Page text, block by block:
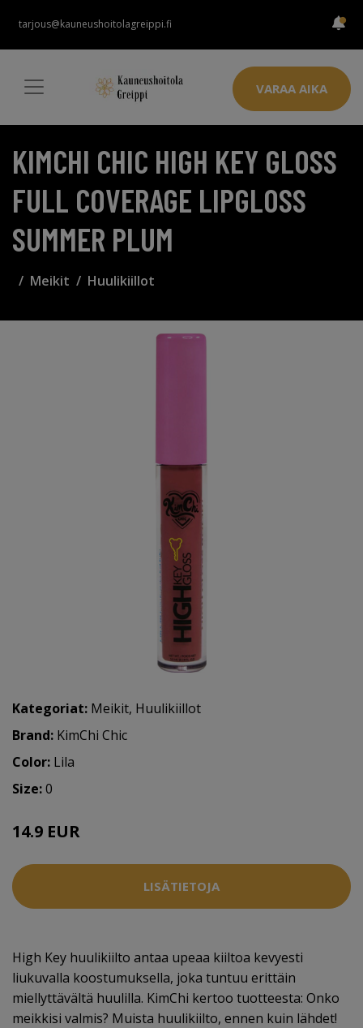
tarjous@kauneushoitolagreippi.fi
VARAA AIKA
KIMCHI CHIC HIGH KEY GLOSS
FULL COVERAGE LIPGLOSS
SUMMER PLUM
Meikit Huulikiillot
Kategoriat: Meikit, Huulikiillot
Brand: KimChi Chic
Color: Lila
Size:0
14.9 EUR
LISÄTIETOJA
High Key huulikiilto antaa upeaa kiiltoa kevyesti
liukuvalla koostumuksella, joka tuntuu erittäin
miellyttävältä huulilla. KimChi kertoo tuotteesta: Onko
meikkisi valmis? Muista huulikiilto, ennen kuin lähdet!